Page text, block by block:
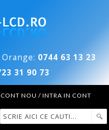
Orange: 0744 63 13 23
31 90 73
CONT NOU / INTRA IN CONT